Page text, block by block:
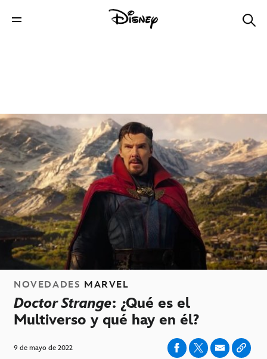
NOVEDADES MARVEL
Doctor Strange: ¿Qué es el
Multiverso y qué hay en él?
9 de mayo de 2022